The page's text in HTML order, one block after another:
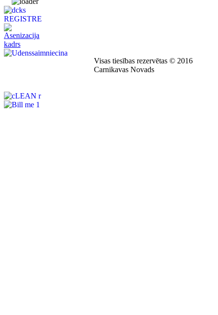
Visas tiesības rezervētas © 2016
Carnikavas Novads